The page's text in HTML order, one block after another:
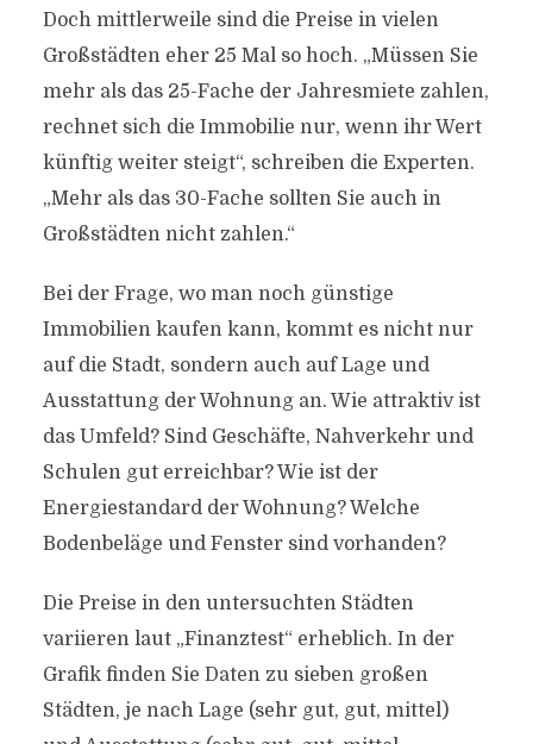
Doch mittlerweile sind die Preise in vielen
Großstädten eher 25 Mal so hoch. „Müssen Sie
mehr als das 25-Fache der Jahresmiete zahlen,
rechnet sich die Immobilie nur, wenn ihr Wert
künftig weiter steigt“, schreiben die Experten.
„Mehr als das 30-Fache sollten Sie auch in
Großstädten nicht zahlen.“
Bei der Frage, wo man noch günstige
Immobilien kaufen kann, kommt es nicht nur
auf die Stadt, sondern auch auf Lage und
Ausstattung der Wohnung an. Wie attraktiv ist
das Umfeld? Sind Geschäfte, Nahverkehr und
Schulen gut erreichbar? Wie ist der
Energiestandard der Wohnung? Welche
Bodenbeläge und Fenster sind vorhanden?
Die Preise in den untersuchten Städten
variieren laut „Finanztest“ erheblich. In der
Grafik finden Sie Daten zu sieben großen
Städten, je nach Lage (sehr gut, gut, mittel)